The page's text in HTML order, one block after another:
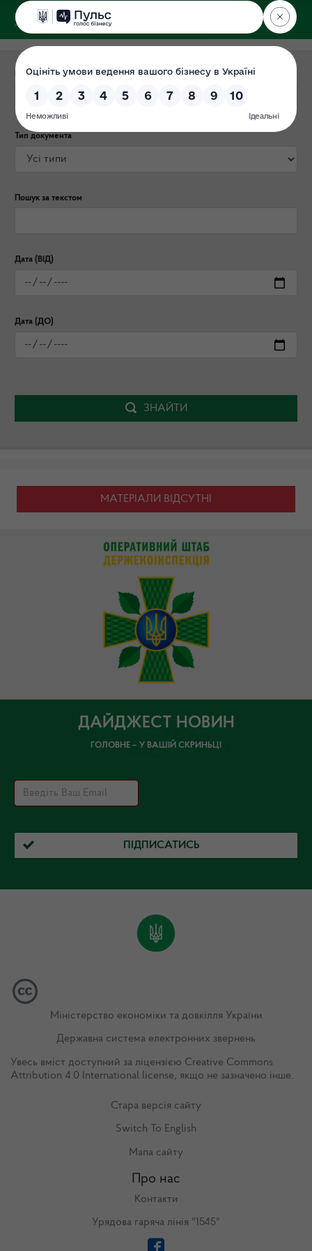
ДЕРЖЕКОІНСПЕКЦІЯ
Категорія публікації
Тип документа
Пошук за текстом
Дата (ВІД)
Дата (ДО)
ЗНАЙТИ
МАТЕРІАЛИ ВІДСУТНІ
ДАЙДЖЕСТ НОВИН
ГОЛОВНЕ – У ВАШІЙ СКРИНЬЦІ
ПІДПИСАТИСЬ
Міністерство економіки та довкілля України
Державна система електронних звернень
Увесь вміст доступний за ліцензією Creative Commons
Attribution 4.0 International license, якщо не зазначено інше.
Стара версія сайту
Switch To English
Мапа сайту
Про нас
Контакти
Урядова гаряча лінія "1545"